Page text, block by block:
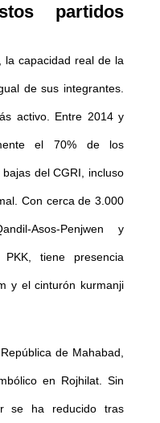
partidos
la capacidad real de la
de sus integrantes.
activo. Entre 2014 y
el 70% de los
del CGRI, incluso
Con cerca de 3.000
Asos-Penjwen y
tiene presencia
y el cinturón kurmanji
de Mahabad,
en Rojhilat. Sin
se ha reducido tras